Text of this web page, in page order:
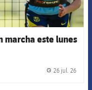
marcha este lunes
26 jul. 26